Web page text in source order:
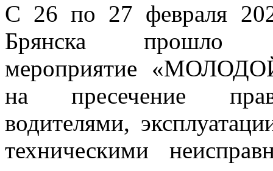
С 26 по 27 февраля
Брянска прошло
мероприятие
на пресечение
водителями,
техническими